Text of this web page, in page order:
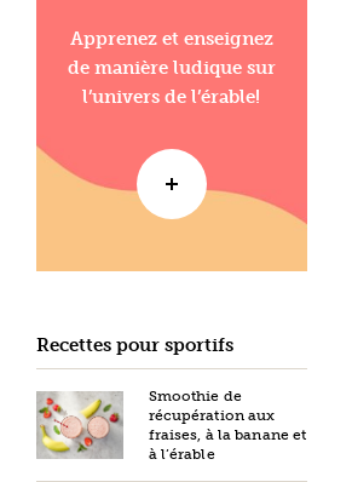
Apprenez et enseignez
de manière ludique sur
l’univers de l’érable!
Recettes pour sportifs
Smoothie de
récupération aux
fraises, à la banane et
à l’érable